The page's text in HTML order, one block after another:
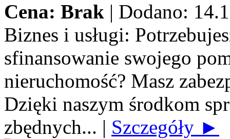
Cena: Brak | Dodano:
Biznes i usługi:
sfinansowanie swojego
nieruchomość? Masz
Dzięki naszym środkom
zbędnych... | Szczegóły ►